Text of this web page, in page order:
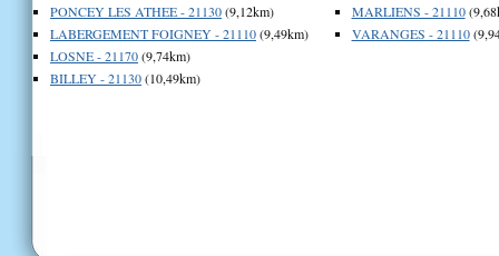
PONCEY LES ATHEE - 21130(9,12km)
LABERGEMENT FOIGNEY - 21110(9,49km)
LOSNE - 21170(9,74km)
BILLEY - 21130(10,49km)
MARLIENS - 21110
VARANGES - 21110